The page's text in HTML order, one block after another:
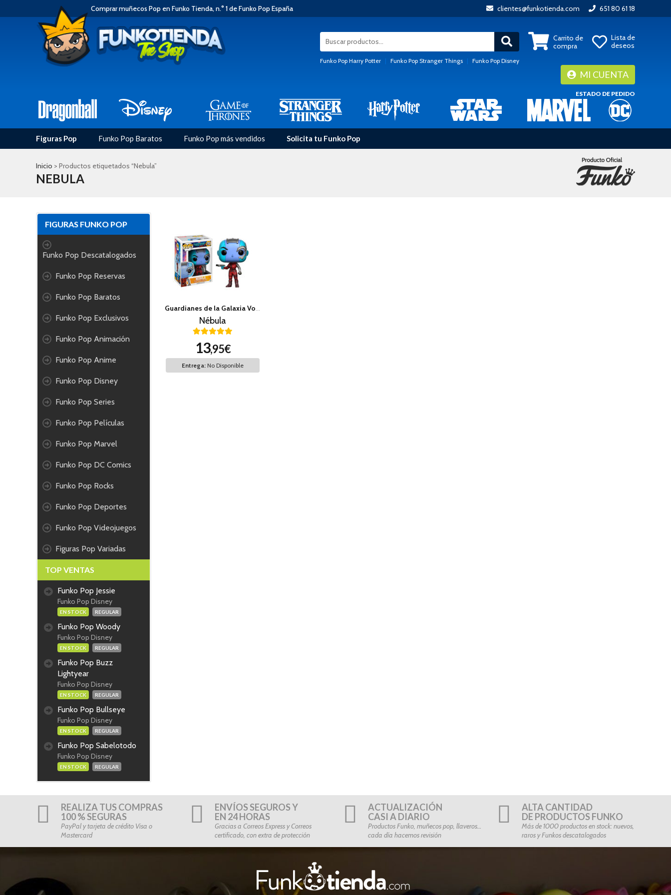
Comprar muñecos Pop en Funko Tienda, n.° 1 de Funko Pop España clientes@funkotienda.com 651 80 61 18
Funko Pop Harry Potter | Funko Pop Stranger Things | Funko Pop Disney
Carrito de
compra
Lista de
deseos
MI CUENTA
ESTADO DE PEDIDO
Figuras Pop Funko Pop Baratos Funko Pop más vendidos Solicita tu Funko Pop
Inicio > Productos etiquetados “Nebula”
NEBULA
FIGURAS FUNKO POP
Funko Pop Descatalogados
Funko Pop Reservas
Funko Pop Baratos
Funko Pop Exclusivos
Funko Pop Animación
Funko Pop Anime
Funko Pop Disney
Funko Pop Series
Funko Pop Películas
Funko Pop Marvel
Funko Pop DC Comics
Funko Pop Rocks
Funko Pop Deportes
Funko Pop Videojuegos
Figuras Pop Variadas
TOP VENTAS
Funko Pop Jessie
Funko Pop Disney
EN STOCK REGULAR
Funko Pop Woody
Funko Pop Disney
EN STOCK REGULAR
Funko Pop Buzz
Lightyear
Funko Pop Disney
EN STOCK REGULAR
Funko Pop Bullseye
Funko Pop Disney
EN STOCK REGULAR
Funko Pop Sabelotodo
Funko Pop Disney
EN STOCK REGULAR
Guardianes de la Galaxia Vol.2
Nébula
13,95€
Entrega: No Disponible
REALIZA TUS COMPRAS
100 % SEGURAS
PayPal y tarjeta de crédito Visa o
Mastercard
ENVÍOS SEGUROS Y
EN 24 HORAS
Gracias a Correos Express y Correos
certificado, con extra de protección
ACTUALIZACIÓN
CASI A DIARIO
Productos Funko, muñecos pop, llaveros…
cada día hacemos revisión
ALTA CANTIDAD
DE PRODUCTOS FUNKO
Más de 1000 productos en stock: nuevos,
raros y Funkos descatalogados